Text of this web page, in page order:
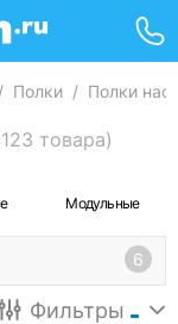
/ Полки / Полки
товара)
Модульные
6
Фильтры